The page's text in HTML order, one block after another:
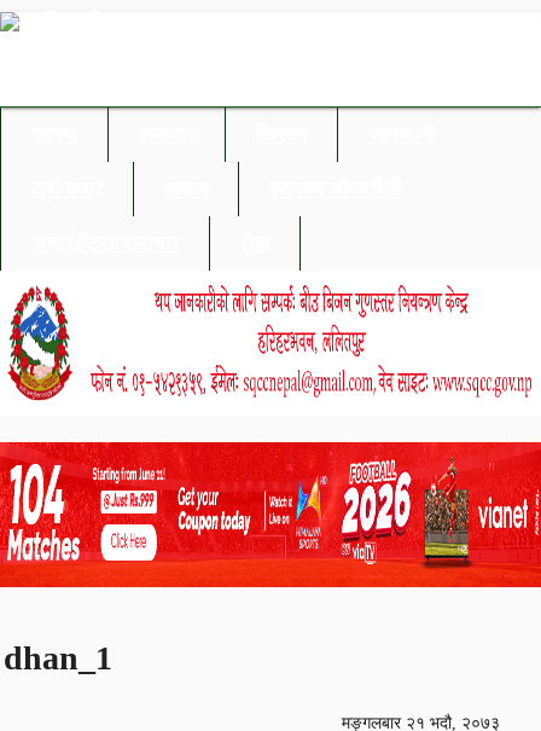
dhan_1
मङ्गलबार २१ भदौ, २०७३